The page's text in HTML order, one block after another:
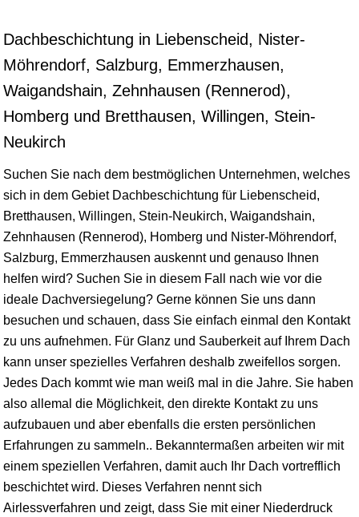
Dachbeschichtung in Liebenscheid, Nister-
Möhrendorf, Salzburg, Emmerzhausen,
Waigandshain, Zehnhausen (Rennerod),
Homberg und Bretthausen, Willingen, Stein-
Neukirch
Suchen Sie nach dem bestmöglichen Unternehmen, welches
sich in dem Gebiet Dachbeschichtung für Liebenscheid,
Bretthausen, Willingen, Stein-Neukirch, Waigandshain,
Zehnhausen (Rennerod), Homberg und Nister-Möhrendorf,
Salzburg, Emmerzhausen auskennt und genauso Ihnen
helfen wird? Suchen Sie in diesem Fall nach wie vor die
ideale Dachversiegelung? Gerne können Sie uns dann
besuchen und schauen, dass Sie einfach einmal den Kontakt
zu uns aufnehmen. Für Glanz und Sauberkeit auf Ihrem Dach
kann unser spezielles Verfahren deshalb zweifellos sorgen.
Jedes Dach kommt wie man weiß mal in die Jahre. Sie haben
also allemal die Möglichkeit, den direkte Kontakt zu uns
aufzubauen und aber ebenfalls die ersten persönlichen
Erfahrungen zu sammeln.. Bekanntermaßen arbeiten wir mit
einem speziellen Verfahren, damit auch Ihr Dach vortrefflich
beschichtet wird. Dieses Verfahren nennt sich
Airlessverfahren und zeigt, dass Sie mit einer Niederdruck